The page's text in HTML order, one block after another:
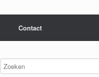
Contact